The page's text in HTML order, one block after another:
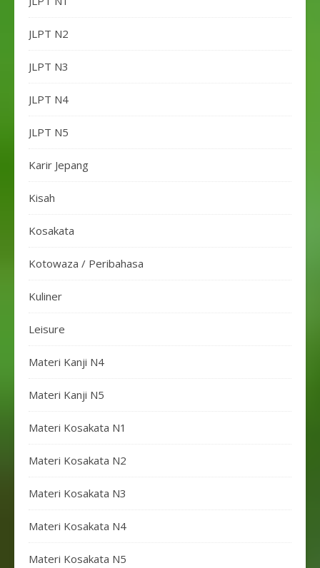
JLPT N2
JLPT N3
JLPT N4
JLPT N5
Karir Jepang
Kisah
Kosakata
Kotowaza / Peribahasa
Kuliner
Leisure
Materi Kanji N4
Materi Kanji N5
Materi Kosakata N1
Materi Kosakata N2
Materi Kosakata N3
Materi Kosakata N4
Materi Kosakata N5